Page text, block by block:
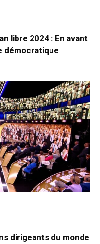
libre 2024 : En avant
démocratique
dirigeants du monde